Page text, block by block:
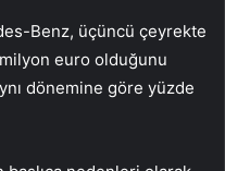
Benz, üçüncü çeyrekte
euro olduğunu
dönemine göre yüzde